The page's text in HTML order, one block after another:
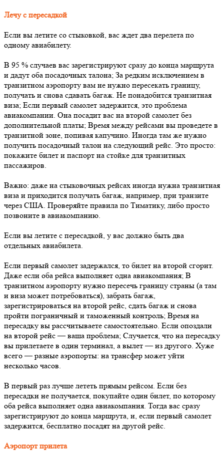
Лечу с пересадкой
Если вы летите со стыковкой, вас ждет два перелета по
одному авиабилету.
В 95 % случаев вас зарегистрируют сразу до конца маршрута
и дадут оба посадочных талона; За редким исключением в
транзитном аэропорту вам не нужно пересекать границу,
получать и снова сдавать багаж. Не понадобится транзитная
виза; Если первый самолет задержится, это проблема
авиакомпании. Она посадит вас на второй самолет без
дополнительной платы; Время между рейсами вы проведете в
транзитной зоне, попивая капучино. Иногда там же нужно
получить посадочный талон на следующий рейс. Это просто:
покажите билет и паспорт на стойке для транзитных
пассажиров.
Важно: даже на стыковочных рейсах иногда нужна транзитная
виза и приходится получать багаж, например, при транзите
через США. Проверяйте правила по Тиматику, либо просто
позвоните в авиакомпанию.
Если вы летите с пересадкой, у вас должно быть два
отдельных авиабилета.
Если первый самолет задержался, то билет на второй сгорит.
Даже если оба рейса выполняет одна авиакомпания; В
транзитном аэропорту нужно пересечь границу страны (а там
и виза может потребоваться), забрать багаж,
зарегистрироваться на второй рейс, сдать багаж и снова
пройти пограничный и таможенный контроль; Время на
пересадку вы рассчитываете самостоятельно. Если опоздали
на второй рейс — ваша проблема; Случается, что на пересадку
вы прилетаете в один терминал, а вылет — из другого. Хуже
всего — разные аэропорты: на трансфер может уйти
несколько часов.
В первый раз лучше лететь прямым рейсом. Если без
пересадки не получается, покупайте один билет, по которому
оба рейса выполняет одна авиакомпания. Тогда вас сразу
зарегистрируют до конца маршрута, и, если первый самолет
задержится, бесплатно посадят на другой рейс.
Аэропорт прилета